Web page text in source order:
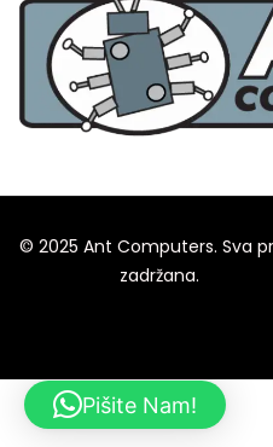
© 2025 Ant Computers. Sva
zadržana.
Pišite Nam!